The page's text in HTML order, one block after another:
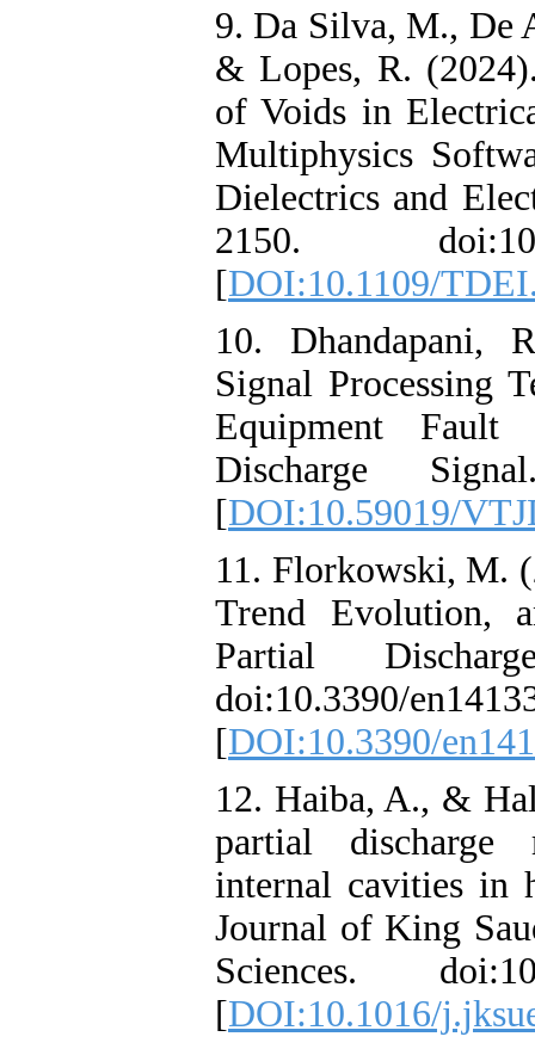
9. Da Silva,
& Lopes, R.
of Voids in
Multiphysics
Dielectrics
2150.
[DOI:10.1109/
10.
Signal
Equipment
Discharge
[
11.
Trend
Partial
doi:10.3390/
[DOI:10.3390/
12. Haiba, A.,
partial
internal
Journal of
Sciences.
[DOI:10.1016/